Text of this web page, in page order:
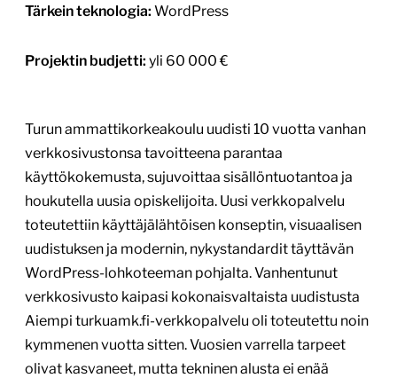
Tärkein teknologia: WordPress
Projektin budjetti: yli 60 000 €
Turun ammattikorkeakoulu uudisti 10 vuotta vanhan
verkkosivustonsa tavoitteena parantaa
käyttökokemusta, sujuvoittaa sisällöntuotantoa ja
houkutella uusia opiskelijoita. Uusi verkkopalvelu
toteutettiin käyttäjälähtöisen konseptin, visuaalisen
uudistuksen ja modernin, nykystandardit täyttävän
WordPress-lohkoteeman pohjalta. Vanhentunut
verkkosivusto kaipasi kokonaisvaltaista uudistusta
Aiempi turkuamk.fi-verkkopalvelu oli toteutettu noin
kymmenen vuotta sitten. Vuosien varrella tarpeet
olivat kasvaneet, mutta tekninen alusta ei enää